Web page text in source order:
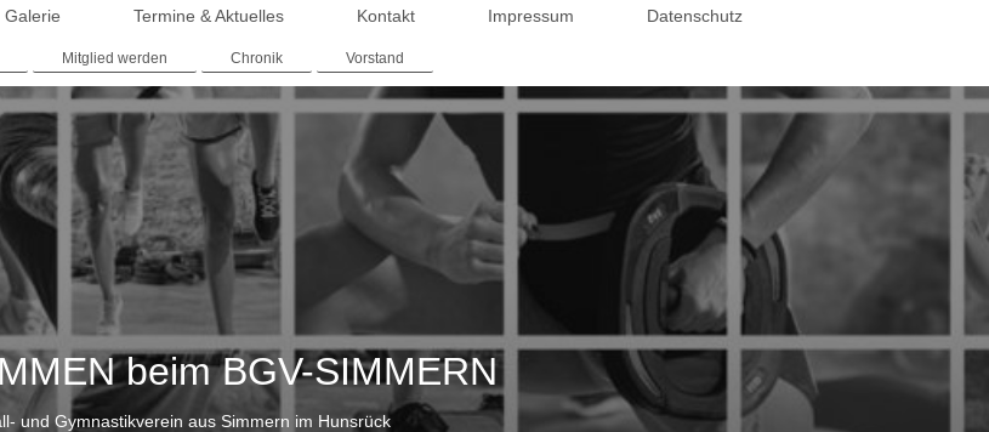
Galerie Termine & Aktuelles Kontakt Impressum Datenschutz
Mitglied werden Chronik Vorstand
beim BGV-SIMMERN
und Gymnastikverein aus Simmern im Hunsrück